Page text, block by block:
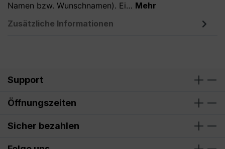
Namen bzw. Wunschnamen). Ei… Mehr
Zusätzliche Informationen
Support
Öffnungszeiten
Sicher bezahlen